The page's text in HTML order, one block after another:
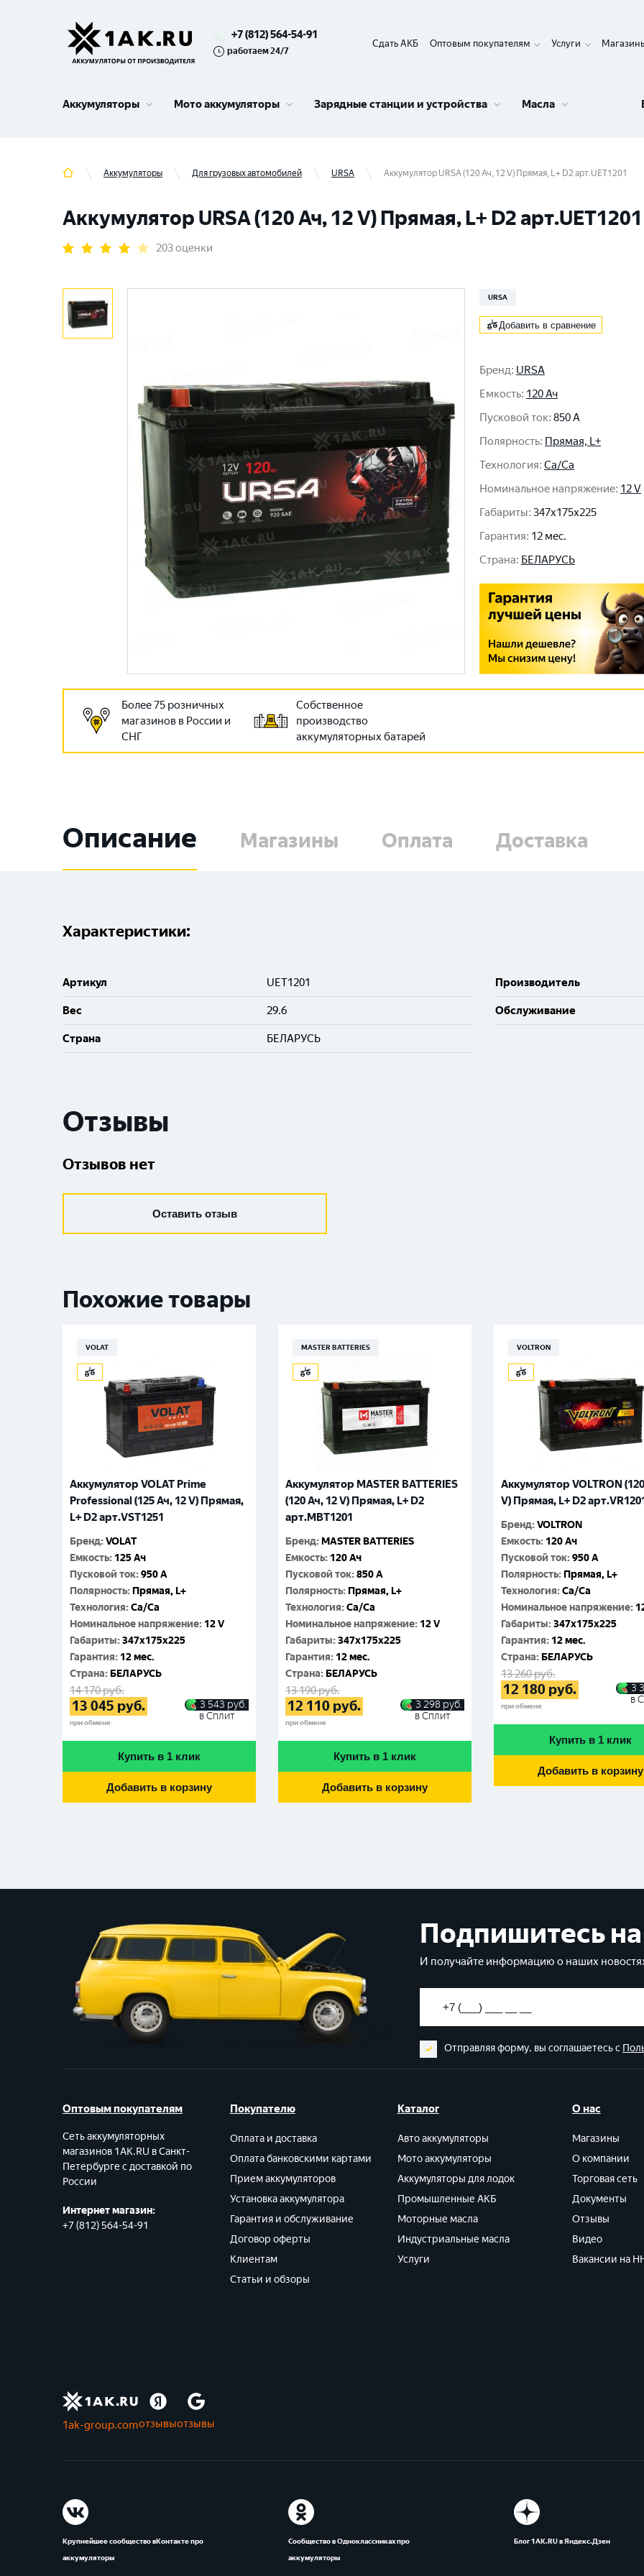
+7 (812) 564-54-91
работаем 24/7
Сдать АКБ Оптовым покупателям Услуги
Аккумуляторы Мото аккумуляторы Зарядные станции и устройства Масла
Аккумуляторы Для грузовых автомобилей URSA Аккумулятор URSA (120 Ач, 12 V) Прямая, L+ D2 арт.UET1201
Аккумулятор URSA (120 Ач, 12 V) Прямая, L+ D2 арт.UET1201
203 оценки
URSA
Добавить в сравнение
Бренд: URSA
Емкость: 120 Ач
Пусковой ток: 850 A
Полярность: Прямая, L+
Технология: Ca/Ca
Номинальное напряжение: 12 V
Габариты: 347x175x225
Гарантия: 12 мес.
Cтрана: БЕЛАРУСЬ
Более 75 розничных
магазинов в России и
СНГ
Собственное
производство
аккумуляторных батарей
Описание Магазины Оплата Доставка
Характеристики:
Артикул UET1201
Вес 29.6
Cтрана БЕЛАРУСЬ
Производитель
Обслуживание
Отзывы
Отзывов нет
Оставить отзыв
Похожие товары
VOLAT
Аккумулятор VOLAT Prime
Professional (125 Ач, 12 V) Прямая,
L+ D2 арт.VST1251
Бренд:VOLAT
Емкость: 125 Ач
Пусковой ток:950 A
Полярность: Прямая, L+
Технология:Ca/Ca
Номинальное напряжение: 12 V
Габариты:347x175x225
Гарантия: 12 мес.
Cтрана: БЕЛАРУСЬ
14 170руб.
13 045 руб.
при обмене
3 543 руб.
в Сплит
Купить в 1 клик
Добавить в корзину
MASTER BATTERIES
Аккумулятор MASTER BATTERIES
(120 Ач, 12 V) Прямая, L+ D2
арт.MBT1201
Бренд: MASTER BATTERIES
Емкость: 120 Ач
Пусковой ток:850 A
Полярность: Прямая, L+
Технология:Ca/Ca
Номинальное напряжение: 12 V
Габариты:347x175x225
Гарантия: 12 мес.
Cтрана: БЕЛАРУСЬ
13 190руб.
12 110 руб.
при обмене
3 298 руб.
в Сплит
Купить в 1 клик
Добавить в корзину
VOLTRON
Аккумулятор VOLTRON
V) Прямая, L+ D2
Бренд:VOLTRON
Емкость: 120 Ач
Пусковой ток:950 A
Полярность: Прямая, L+
Технология:Ca/Ca
Номинальное напряжение:
Габариты:347x175x225
Гарантия: 12 мес.
Cтрана: БЕЛАРУСЬ
13 260руб.
12 180 руб.
при обмене
3
в
Купить в 1 клик
Добавить в корзину
Подпишитесь
И получайте информацию о наших
Отправляя форму, вы соглашаетесь с
Оптовым покупателям
Сеть аккумуляторных
магазинов 1AK.RU в Санкт-
Петербурге с доставкой по
России
Интернет магазин:
+7 (812) 564-54-91
Покупателю
Оплата и доставка
Оплата банковскими картами
Прием аккумуляторов
Установка аккумулятора
Гарантия и обслуживание
Договор оферты
Клиентам
Статьи и обзоры
Каталог
Авто аккумуляторы
Мото аккумуляторы
Аккумуляторы для лодок
Промышленные АКБ
Моторные масла
Индустриальные масла
Услуги
О нас
Магазины
О компании
Торговая сеть
Документы
Отзывы
Видео
Вакансии на
1ak-group.comотзывыотзывы
Крупнейшее сообщество вКонтакте про
аккумуляторы
Сообщество в Одноклассниках про
аккумуляторы
Блог 1АК.RU в Яндекс.Дзен
Москва